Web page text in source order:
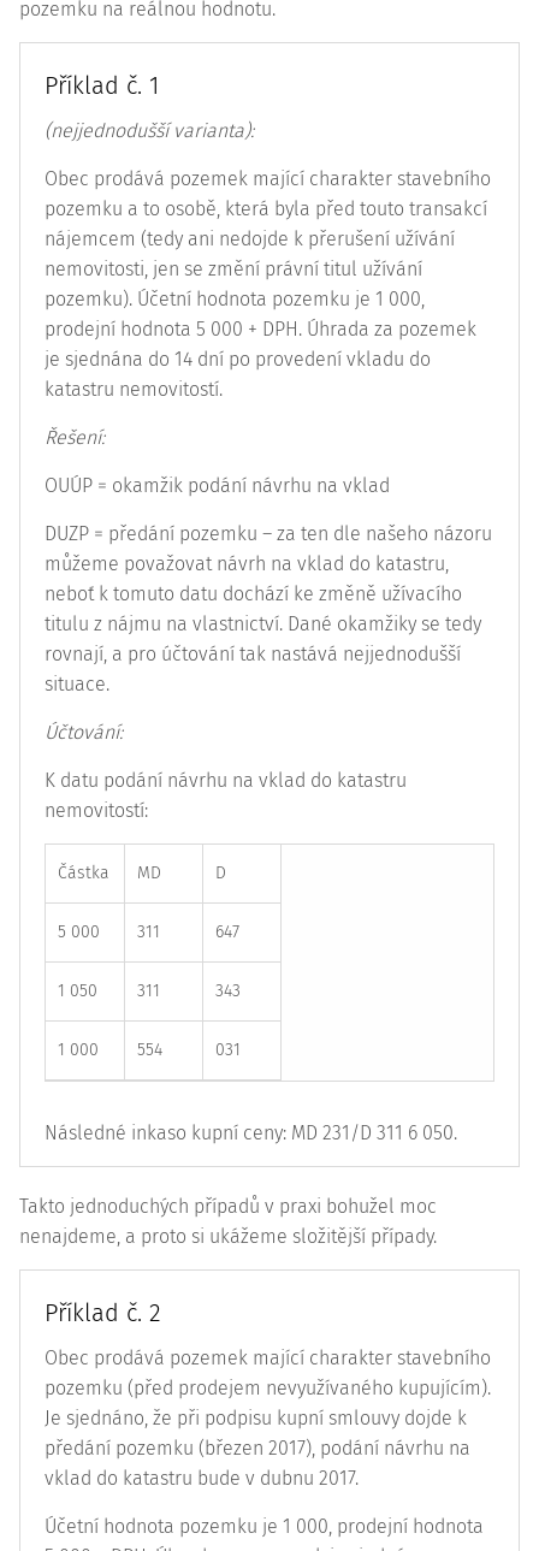
pozemku na reálnou hodnotu.
Příklad č. 1
(nejjednodušší varianta):
Obec prodává pozemek mající charakter stavebního
pozemku a to osobě, která byla před touto transakcí
nájemcem (tedy ani nedojde k přerušení užívání
nemovitosti, jen se změní právní titul užívání
pozemku). Účetní hodnota pozemku je 1 000,
prodejní hodnota 5 000 + DPH. Úhrada za pozemek
je sjednána do 14 dní po provedení vkladu do
katastru nemovitostí.
Řešení:
OUÚP = okamžik podání návrhu na vklad
DUZP = předání pozemku – za ten dle našeho názoru
můžeme považovat návrh na vklad do katastru,
neboť k tomuto datu dochází ke změně užívacího
titulu z nájmu na vlastnictví. Dané okamžiky se tedy
rovnají, a pro účtování tak nastává nejjednodušší
situace.
Účtování:
K datu podání návrhu na vklad do katastru
nemovitostí:
Částka MD D
5 000 311 647
1 050 311 343
1 000 554 031
Následné inkaso kupní ceny: MD 231/D 311 6 050.
Takto jednoduchých případů v praxi bohužel moc
nenajdeme, a proto si ukážeme složitější případy.
Příklad č. 2
Obec prodává pozemek mající charakter stavebního
pozemku (před prodejem nevyužívaného kupujícím).
Je sjednáno, že při podpisu kupní smlouvy dojde k
předání pozemku (březen 2017), podání návrhu na
vklad do katastru bude v dubnu 2017.
Účetní hodnota pozemku je 1 000, prodejní hodnota